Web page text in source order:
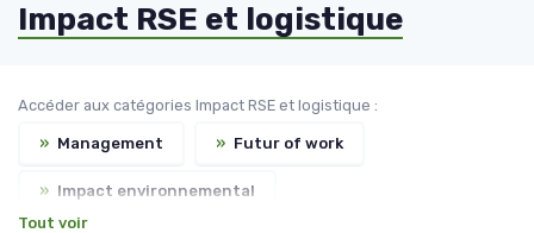
Impact RSE et logistique
Accéder aux catégories Impact RSE et logistique :
» Management » Futur of work
» Impact environnemental
Tout voir